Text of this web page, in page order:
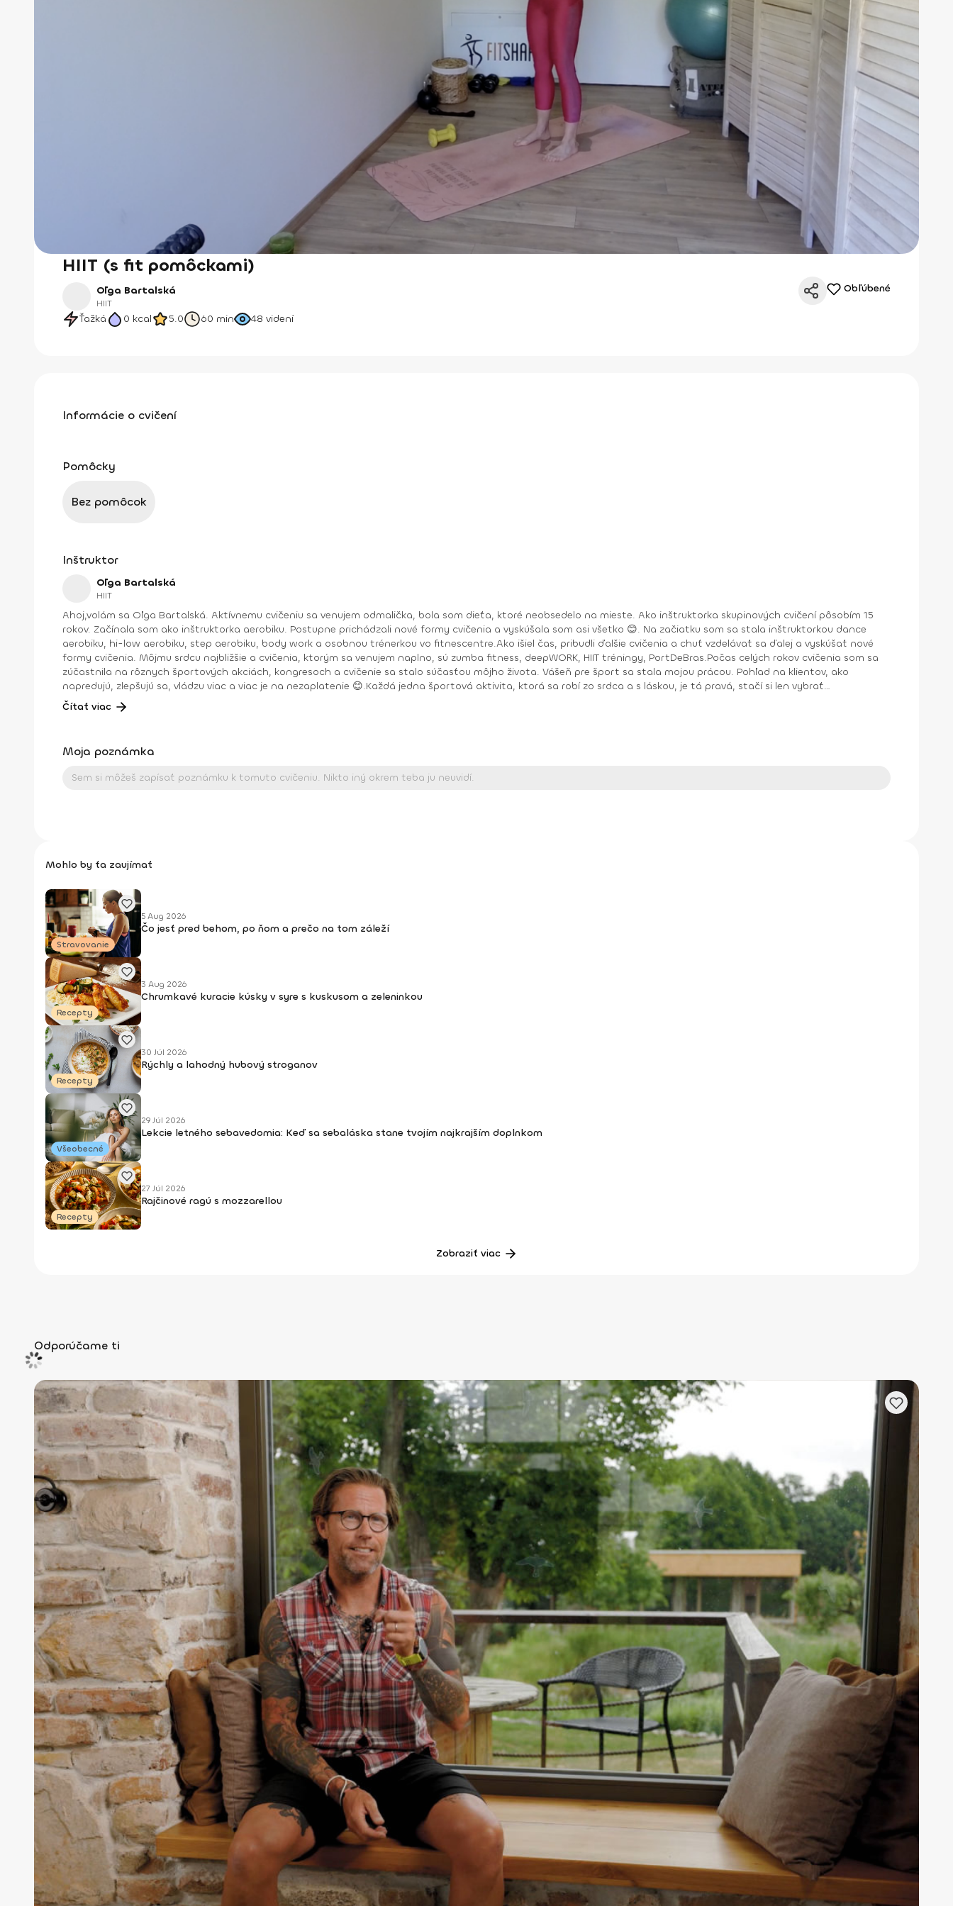
HIIT (s fit pomôckami)
Oľga Bartalská
HIIT
Ťažká 0 kcal 5.0 60 min 48 videní
Obľúbené
Informácie o cvičení
Pomôcky
Bez pomôcok
Inštruktor
Oľga Bartalská
HIIT
Ahoj,volám sa Oľga Bartalská. Aktívnemu cvičeniu sa venujem odmalička, bola som dieťa, ktoré neobsedelo na mieste. Ako inštruktorka skupinových cvičení pôsobím 15
rokov. Začínala som ako inštruktorka aerobiku. Postupne prichádzali nové formy cvičenia a vyskúšala som asi všetko 😊. Na začiatku som sa stala inštruktorkou dance
aerobiku, hi-low aerobiku, step aerobiku, body work a osobnou trénerkou vo fitnescentre.Ako išiel čas, pribudli ďalšie cvičenia a chuť vzdelávať sa ďalej a vyskúšať nové
formy cvičenia. Môjmu srdcu najbližšie a cvičenia, ktorým sa venujem naplno, sú zumba fitness, deepWORK, HIIT tréningy, PortDeBras.Počas celých rokov cvičenia som sa
zúčastnila na rôznych športových akciách, kongresoch a cvičenie sa stalo súčasťou môjho života. Vášeň pre šport sa stala mojou prácou. Pohľad na klientov, ako
napredujú, zlepšujú sa, vládzu viac a viac je na nezaplatenie 😊.Každá jedna športová aktivita, ktorá sa robí zo srdca a s láskou, je tá pravá, stačí si len vybrať
:).Dosiahnuté vzdelanie: IFFA licencia B, Dance aerobik, Hi-low aerobik,Funky aerobik, Step aerobik, Latino aerobik, Body Work FACE –Bosu ZUMBA FITNES – B1, B2, Zumba
Čítať viac
Moja poznámka
Mohlo by ťa zaujímať
Stravovanie
5 Aug 2026
Čo jesť pred behom, po ňom a prečo na tom záleží
Recepty
3 Aug 2026
Chrumkavé kuracie kúsky v syre s kuskusom a zeleninkou
Recepty
30 Júl 2026
Rýchly a lahodný hubový stroganov
Všeobecné
29 Júl 2026
Lekcie letného sebavedomia: Keď sa sebaláska stane tvojím najkrajším doplnkom
Recepty
27 Júl 2026
Rajčinové ragú s mozzarellou
Zobraziť viac
Odporúčame ti